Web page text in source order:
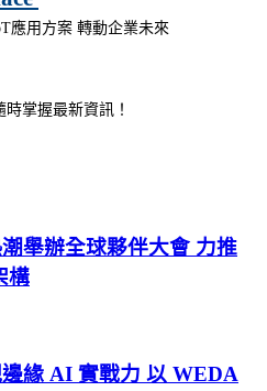
應用方案 轉動企業未來
掌握最新資訊！
舉辦全球夥伴大會 力推
構
緣 AI 實戰力 以 WEDA